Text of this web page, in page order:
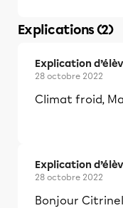
Explications (2)
Explication
28 octobre 2022
Climat froid,
Explication
28 octobre 2022
Bonjour